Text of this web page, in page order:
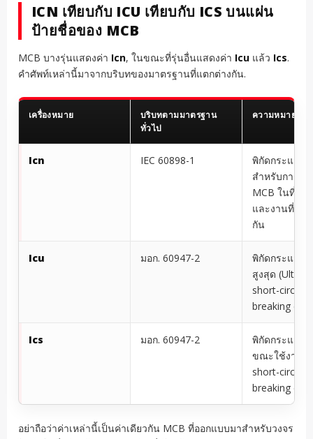
ICN เทียบกับ ICU เทียบกับ ICS บนแผ่น
ป้ายชื่อของ MCB
MCB บางรุ่นแสดงค่า Icn, ในขณะที่รุ่นอื่นแสดงค่า Icu แล้ว Ics.
คำศัพท์เหล่านี้มาจากบริบทของมาตรฐานที่แตกต่างกัน.
เครื่องหมาย
บริบทตามมาตรฐาน
ทั่วไป
ความหมาย
Icn IEC 60898-1
พิกัดกระแสลั
สำหรับการใ
MCB ในที่อยู่
และงานที่คล้
กัน
Icu มอก. 60947-2
พิกัดกระแสลั
สูงสุด
short-circuit
breaking
Ics มอก. 60947-2
พิกัดกระแสลั
ขณะใช้งาน
short-circuit
breaking
อย่าถือว่าค่าเหล่านี้เป็นค่าเดียวกัน MCB ที่ออกแบบมาสำหรับวงจร